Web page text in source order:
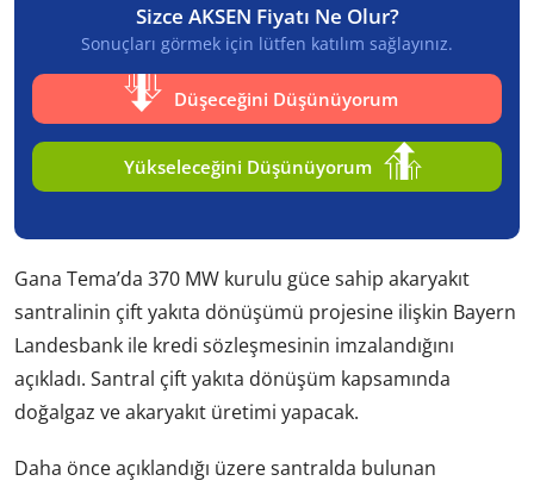
Sizce AKSEN Fiyatı Ne Olur?
Sonuçları görmek için lütfen katılım sağlayınız.
Düşeceğini Düşünüyorum
Yükseleceğini Düşünüyorum
Gana Tema’da 370 MW kurulu güce sahip akaryakıt
santralinin çift yakıta dönüşümü projesine ilişkin Bayern
Landesbank ile kredi sözleşmesinin imzalandığını
açıkladı. Santral çift yakıta dönüşüm kapsamında
doğalgaz ve akaryakıt üretimi yapacak.
Daha önce açıklandığı üzere santralda bulunan